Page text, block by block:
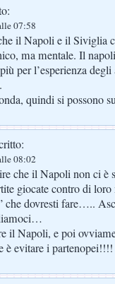
07:58
il Napoli e il Siviglia
ma mentale. Il
per l’esperienza
quindi si possono
08:02
che il Napoli non ci è
giocate contro di loro
che dovresti fare…..
il Napoli, e poi
è evitare i partenopei!!!!